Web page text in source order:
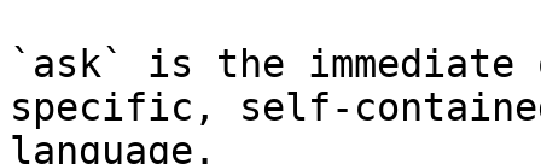
`ask` is the
specific, self-
language.